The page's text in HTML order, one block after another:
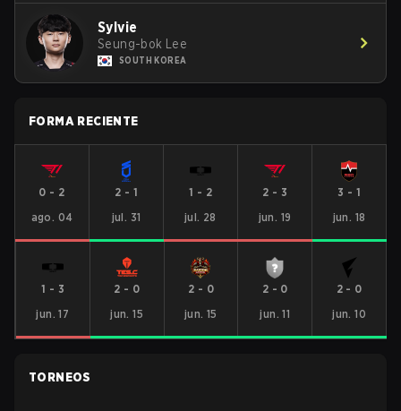
Sylvie
Seung-bok Lee
SOUTH KOREA
FORMA RECIENTE
0 - 2
ago. 04
2 - 1
jul. 31
1 - 2
jul. 28
2 - 3
jun. 19
3 - 1
jun. 18
1 - 3
jun. 17
2 - 0
jun. 15
2 - 0
jun. 15
2 - 0
jun. 11
2- 0
jun. 10
TORNEOS